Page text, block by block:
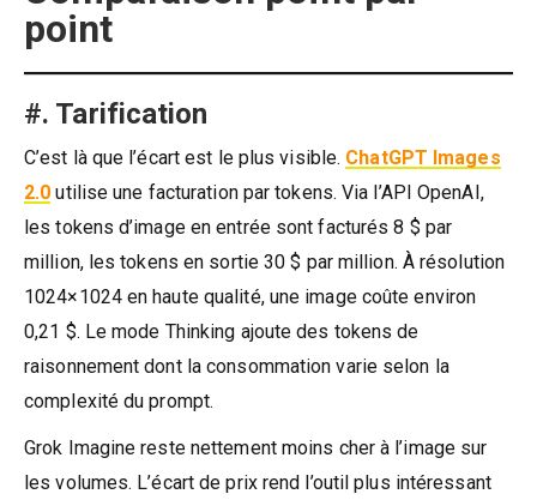
point
#. Tarification
C’est là que l’écart est le plus visible. ChatGPT Images
2.0 utilise une facturation par tokens. Via l’API OpenAI,
les tokens d’image en entrée sont facturés 8 $ par
million, les tokens en sortie 30 $ par million. À résolution
1024×1024 en haute qualité, une image coûte environ
0,21 $. Le mode Thinking ajoute des tokens de
raisonnement dont la consommation varie selon la
complexité du prompt.
Grok Imagine reste nettement moins cher à l’image sur
les volumes. L’écart de prix rend l’outil plus intéressant